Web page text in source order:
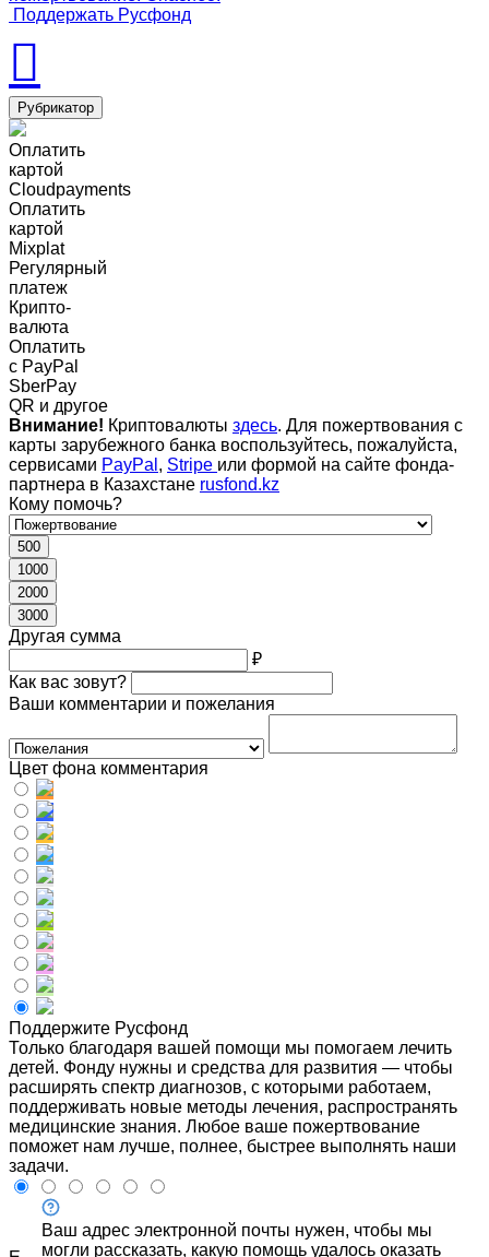
Поддержать Русфонд
Рубрикатор
Оплатить
картой
Cloudpayments
Оплатить
картой
Mixplat
Регулярный
платеж
Крипто-
валюта
Оплатить
c PayPal
SberPay
QR и другое
Внимание! Криптовалюты здесь. Для пожертвования с
карты зарубежного банка воспользуйтесь, пожалуйста,
сервисами PayPal , Stripe или формой на сайте фонда-
партнера в Казахстане rusfond.kz
Кому помочь?
500
1000
2000
3000
Другая сумма
₽
Как вас зовут?
Ваши комментарии и пожелания
Цвет фона комментария
Поддержите Русфонд
Только благодаря вашей помощи мы помогаем лечить
детей. Фонду нужны и средства для развития — чтобы
расширять спектр диагнозов, с которыми работаем,
поддерживать новые методы лечения, распространять
медицинские знания. Любое ваше пожертвование
поможет нам лучше, полнее, быстрее выполнять наши
задачи.
Ваш адрес электронной почты нужен, чтобы мы
могли рассказать, какую помощь удалось оказать